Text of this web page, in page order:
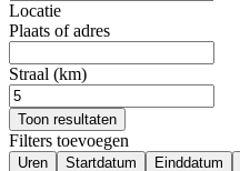
Locatie
Plaats of adres
Straal (km)
Toon resultaten
Filters toevoegen
Uren Startdatum Einddatum